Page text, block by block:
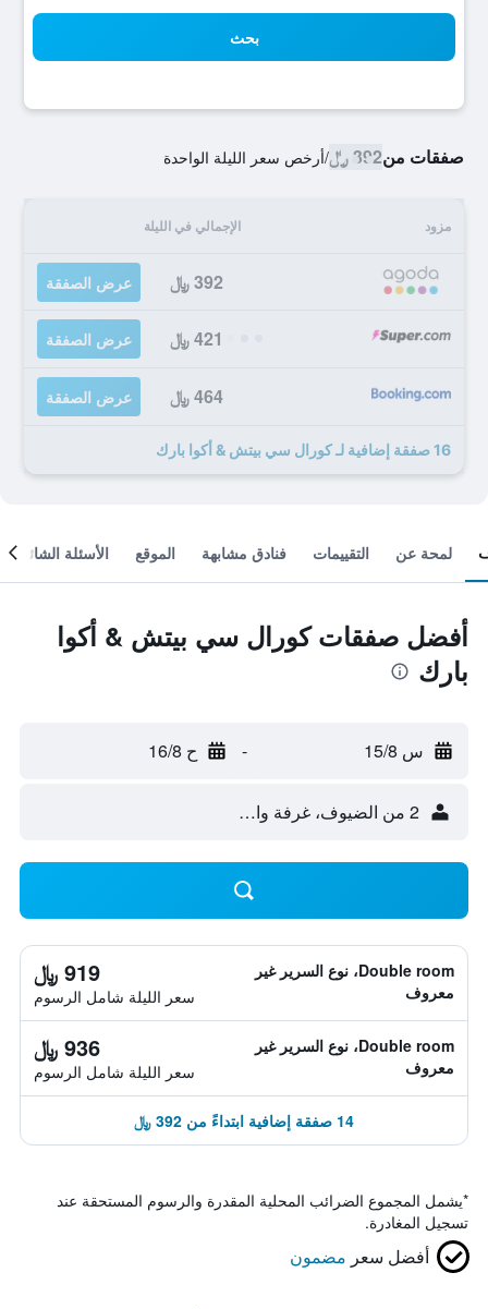
بحث
صفقات من392 ﷼ /أرخص سعر الليلة الواحدة
مزود الإجمالي في الليلة
392 ﷼ عرض الصفقة
421 ﷼ عرض الصفقة
464 ﷼ عرض الصفقة
16 صفقة إضافية لـ كورال سي بيتش & أكوا بارك
لمحة عن التقييمات فنادق مشابهة الموقع الأسئلة الشائعة
أفضل صفقات كورال سي بيتش & أكوا
بارك
س 15/8 - ح 16/8
2 من الضيوف، غرفة واحدة
Double room، نوع السرير غير
معروف
919 ﷼
سعر الليلة شامل الرسوم
Double room، نوع السرير غير
معروف
936 ﷼
سعر الليلة شامل الرسوم
14 صفقة إضافية ابتداءً من 392 ﷼
*يشمل المجموع الضرائب المحلية المقدرة والرسوم المستحقة عند
تسجيل المغادرة.
أفضل سعر مضمون